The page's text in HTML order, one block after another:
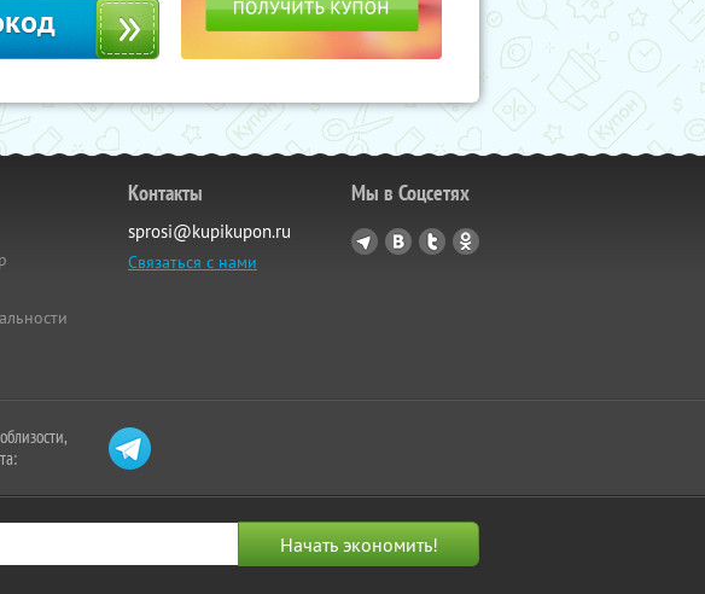
Контакты
sprosi@kupikupon.ru
Связаться с нами
Мы в Соцсетях